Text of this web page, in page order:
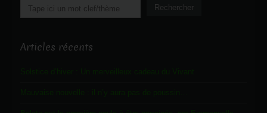
Rechercher Rechercher
Articles récents